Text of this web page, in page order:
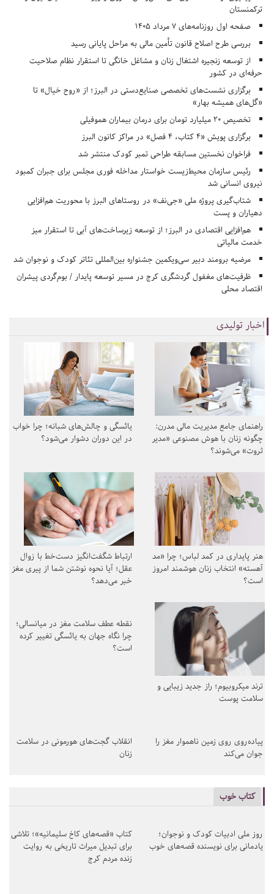
ترکمنستان
صفحه اول روزنامه‌های 7 مرداد 1405
بررسی طرح اصلاح قانون تأمین مالی به مراحل پایانی رسید
از توسعه زنجیره اشتغال زنان و مشاغل خانگی تا استقرار نظام صلاحیت
حرفه‌ای در کشور
برگزاری نشست‌های تخصصی صنایع‌دستی در البرز؛ از «روح خیال» تا
«گل‌های همیشه بهار»
تخصیص ۲۰ میلیارد تومان برای درمان بیماران هموفیلی
برگزاری پویش «۴ کتاب، ۴ فصل» در مراکز کانون البرز
فراخوان نخستین مسابقه طراحی تمبر کودک منتشر شد
رئیس سازمان محیط‌زیست خواستار مداخله فوری مجلس برای جبران کمبود
نیروی انسانی شد
شتاب‌گیری پروژه ملی «جی‌نف» در روستاهای البرز با محوریت هم‌افزایی
دهیاران و پست
هم‌افزایی اقتصادی در البرز؛ از توسعه زیرساخت‌های آبی تا استقرار میز
خدمت مالیاتی
مرضیه برومند دبیر سی‌ویکمین جشنواره بین‌المللی تئاتر کودک و نوجوان شد
ظرفیت‌های مغفول گردشگری کرج در مسیر توسعه پایدار / بوم‌گردی پیشران
اقتصاد محلی
اخبار تولیدی
راهنمای جامع مدیریت مالی مدرن:
چگونه زنان با هوش مصنوعی «مدیر
ثروت» می‌شوند؟
یائسگی و چالش‌های شبانه؛ چرا خواب
در این دوران دشوار می‌شود؟
هنر پایداری در کمد لباس؛ چرا «مد
آهسته» انتخاب زنان هوشمند امروز
است؟
ارتباط شگفت‌انگیز دست‌خط با زوال
عقل؛ آیا نحوه نوشتن شما از پیری مغز
خبر می‌دهد؟
ترند میکروبیوم؛ راز جدید زیبایی و
سلامت پوست
نقطه عطف سلامت مغز در میانسالی؛
چرا نگاه جهان به یائسگی تغییر کرده
است؟
پیاده‌روی روی زمین ناهموار مغز را
جوان می‌کند
انقلاب گجت‌های هورمونی در سلامت
زنان
کتاب خوب
روز ملی ادبیات کودک و نوجوان؛
یادمانی برای نویسنده قصه‌های خوب
کتاب «قصه‌های کاخ سلیمانیه»؛ تلاشی
برای تبدیل میراث تاریخی به روایت
زنده مردم کرج